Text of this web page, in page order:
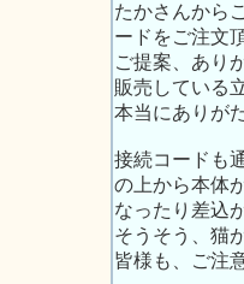
たかさんから
ードをご注文
ご提案、あり
販売している
本当にありが
接続コードも
の上から本体
なったり差込
そうそう、猫
皆様も、ご注